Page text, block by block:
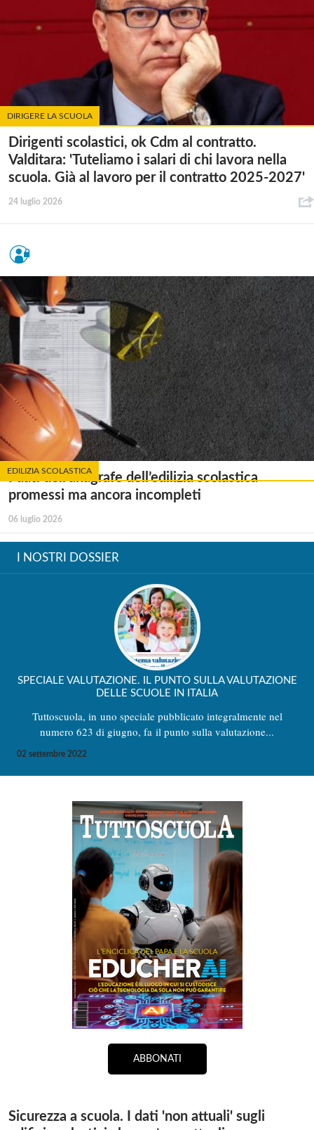
DIRIGERE LA SCUOLA
Dirigenti scolastici, ok Cdm al contratto.
Valditara: 'Tuteliamo i salari di chi lavora nella
scuola. Già al lavoro per il contratto 2025-2027'
24 luglio 2026
EDILIZIA SCOLASTICA
I dati dell’anagrafe dell’edilizia scolastica
promessi ma ancora incompleti
06 luglio 2026
I NOSTRI DOSSIER
SPECIALE VALUTAZIONE. IL PUNTO SULLA VALUTAZIONE
DELLE SCUOLE IN ITALIA
Tuttoscuola, in uno speciale pubblicato integralmente nel
numero 623 di giugno, fa il punto sulla valutazione...
02 settembre 2022
ABBONATI
Sicurezza a scuola. I dati 'non attuali' sugli